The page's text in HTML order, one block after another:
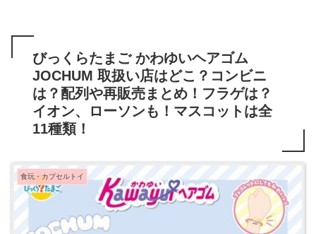
びっくらたまご かわゆいヘアゴム
JOCHUM 取扱い店はどこ？コンビニ
は？配列や再販売まとめ！フラゲは？
イオン、ローソンも！マスコットは全
11種類！
食玩・カプセルトイ